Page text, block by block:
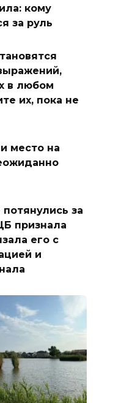
кому
за руль
в любом
их, пока не
место на
за
признала
его с
и